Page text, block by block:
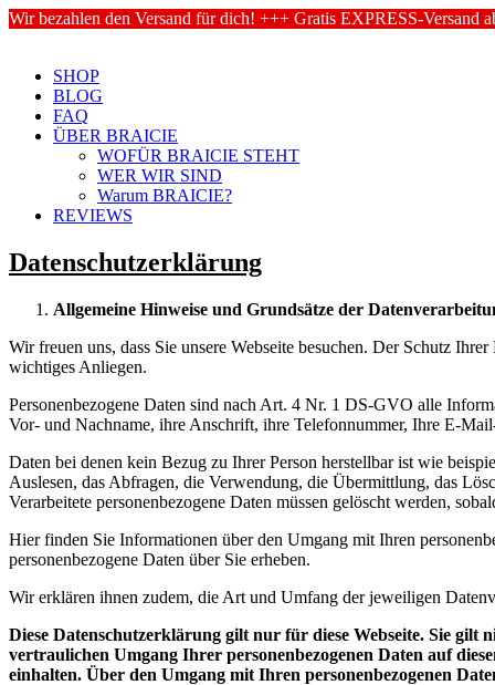
Wir bezahlen den Versand für dich! +++ Gratis EXPRESS-Versand
SHOP
BLOG
FAQ
ÜBER BRAICIE
WOFÜR BRAICIE STEHT
WER WIR SIND
Warum BRAICIE?
REVIEWS
Datenschutzerklärung
Allgemeine Hinweise und Grundsätze der
Wir freuen uns, dass Sie unsere Webseite besuchen. Der Schutz
wichtiges Anliegen.
Personenbezogene Daten sind nach Art. 4 Nr. 1 DS-GVO alle
Vor- und Nachname, ihre Anschrift, ihre Telefonnummer, Ihre E-
Daten bei denen kein Bezug zu Ihrer Person herstellbar ist wie
Auslesen, das Abfragen, die Verwendung, die Übermittlung, das
Verarbeitete personenbezogene Daten müssen gelöscht werden,
Hier finden Sie Informationen über den Umgang mit Ihren
personenbezogene Daten über Sie erheben.
Wir erklären ihnen zudem, die Art und Umfang der jeweiligen
Diese Datenschutzerklärung gilt nur für diese Webseite. Sie
vertraulichen Umgang Ihrer personenbezogenen Daten auf
einhalten. Über den Umgang mit Ihren personenbezogenen